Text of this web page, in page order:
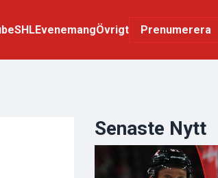
SHLEvenemangÖvrigt Prenumerera
Senaste Nytt